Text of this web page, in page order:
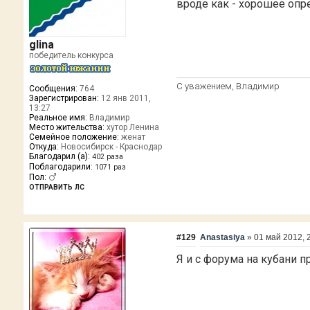
glina
победитель конкурса
Сообщения: 764
Зарегистрирован: 12 янв 2011,
13:27
Реальное имя: Владимир
Место жительства: хутор Ленина
Семейное положение: женат
Откуда: Новосибирск - Краснодар
Благодарил (а): 402 раза
Поблагодарили: 1071 раз
Пол:
ОТПРАВИТЬ ЛС
вроде как - хорошее
С уважением, Владимир
#129 Anastasiya »01 май 2012,
Я и с форума на кубани